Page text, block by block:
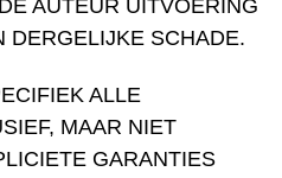
AUTEUR UITVOERING
DERGELIJKE SCHADE.
ALLE
MAAR NIET
GARANTIES